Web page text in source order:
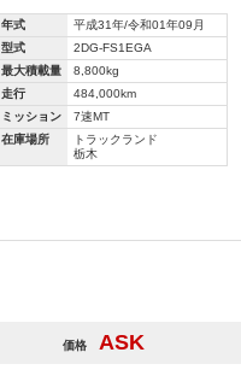
年式
平成31年/令和01年09月
型式
2DG-FS1EGA
最大積載量
8,800kg
走行
484,000km
ミッション
7速MT
在庫場所
トラックランド
栃木
価格 ASK